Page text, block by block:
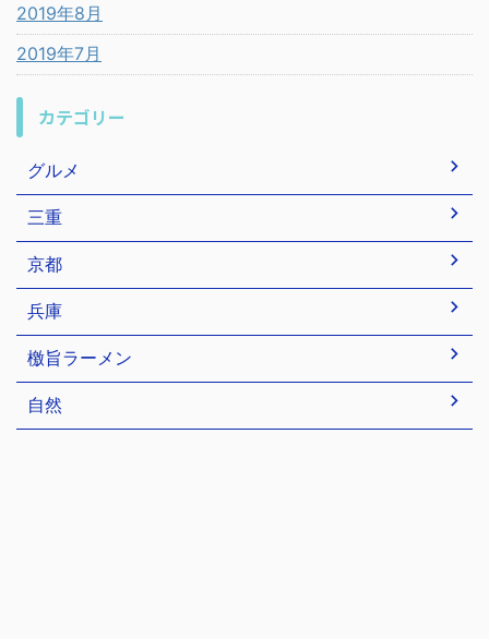
2019年8月
2019年7月
カテゴリー
グルメ
三重
京都
兵庫
檄旨ラーメン
自然